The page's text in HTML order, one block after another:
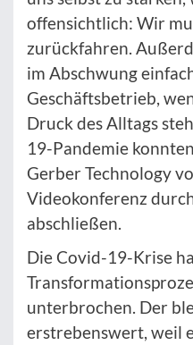
offensichtlich: Wir
zurückfahren.
im Abschwung
Geschäftsbetrieb,
Druck des Alltags
19-Pandemie
Gerber Technology
Videokonferenz
abschließen.
Die Covid-19-Krise
unterbrochen. Der
erstrebenswert, weil